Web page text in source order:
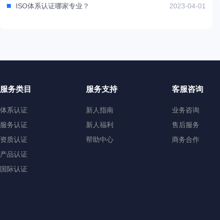
ISO体系认证哪家专业？ 2023-04-01
服务类目
体系认证
服务认证
资质认证
产品认证
国际认证
服务支持
新人指南
新人福利
帮助中心
客服咨询
业务咨询
售后服务
商务合作